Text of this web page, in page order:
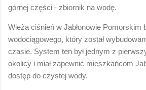
górnej części - zbiornik na wodę.
Wieża ciśnień w Jabłonowie Pomorskim
wodociągowego, który został
czasie. System ten był jednym z
okolicy i miał zapewnić mieszkańcom
dostęp do czystej wody.